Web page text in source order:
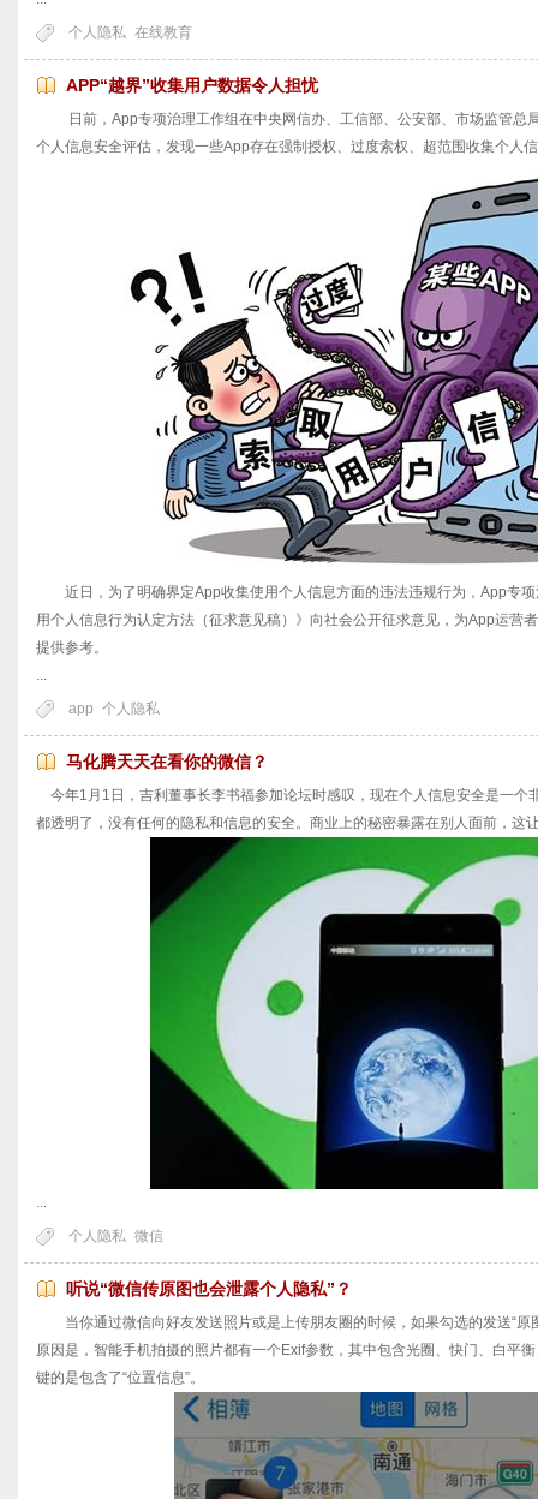
个人隐私 在线教育
APP“越界”收集用户数据令人担忧
日前，App专项治理工作组在中央网信办、工信部、公安部、市场监管总
个人信息安全评估，发现一些App存在强制授权、过度索权、超范围收集个人
近日，为了明确界定App收集使用个人信息方面的违法违规行为，App专项
用个人信息行为认定方法（征求意见稿）》向社会公开征求意见，为App运营
提供参考。
...
app 个人隐私
马化腾天天在看你的微信？
今年1月1日，吉利董事长李书福参加论坛时感叹，现在个人信息安全是一个
都透明了，没有任何的隐私和信息的安全。商业上的秘密暴露在别人面前，这
...
个人隐私 微信
听说“微信传原图也会泄露个人隐私”？
当你通过微信向好友发送照片或是上传朋友圈的时候，如果勾选的发送“原
原因是，智能手机拍摄的照片都有一个Exif参数，其中包含光圈、快门、白平
键的是包含了“位置信息”。